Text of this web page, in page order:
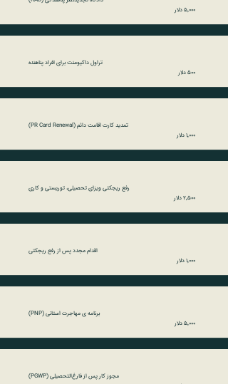
۵٬۰۰۰ دلار
تراول داکیومنت برای افراد پناهنده
۵۰۰ دلار
تمدید کارت اقامت دائم (PR Card Renewal)
۱٬۰۰۰ دلار
رفع ریجکتی ویزای تحصیلی، توریستی و کاری
۲٬۵۰۰ دلار
اقدام مجدد پس از رفع ریجکتی
۱٬۰۰۰ دلار
برنامه ‌ی مهاجرت استانی (PNP)
۵٬۰۰۰ دلار
مجوز کار پس از فارغ‌التحصیلی (PGWP)